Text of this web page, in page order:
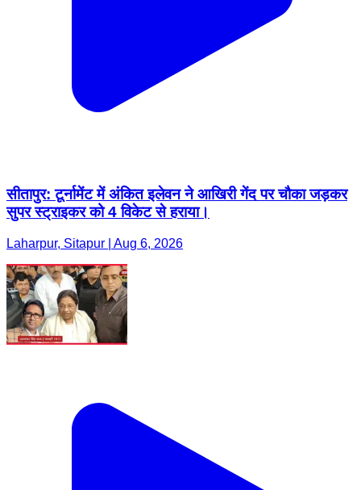
सीतापुर: टूर्नामेंट में अंकित इलेवन ने आखिरी गेंद पर चौका जड़कर
सुपर स्ट्राइकर को 4 विकेट से हराया।
Laharpur, Sitapur | Aug 6, 2026